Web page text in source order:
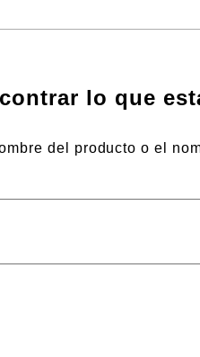
lo que
del producto o el